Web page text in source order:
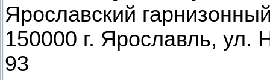
Ярославский
150000 г. Ярославль, ул.
93